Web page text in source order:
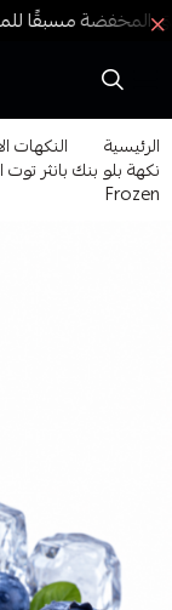
الرئيسية النكهات
Frozen